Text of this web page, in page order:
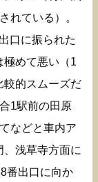
れている）。
口に振られた
極めて悪い（1
較的スムーズだ
1駅前の田原
などと車内ア
浅草寺方面に
番出口に向か